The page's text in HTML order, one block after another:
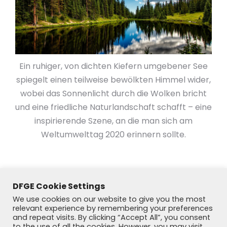
Ein ruhiger, von dichten Kiefern umgebener See
spiegelt einen teilweise bewölkten Himmel wider,
wobei das Sonnenlicht durch die Wolken bricht
und eine friedliche Naturlandschaft schafft – eine
inspirierende Szene, an die man sich am
Weltumwelttag 2020 erinnern sollte.
DFGE Cookie Settings
We use cookies on our website to give you the most
relevant experience by remembering your preferences
and repeat visits. By clicking “Accept All”, you consent